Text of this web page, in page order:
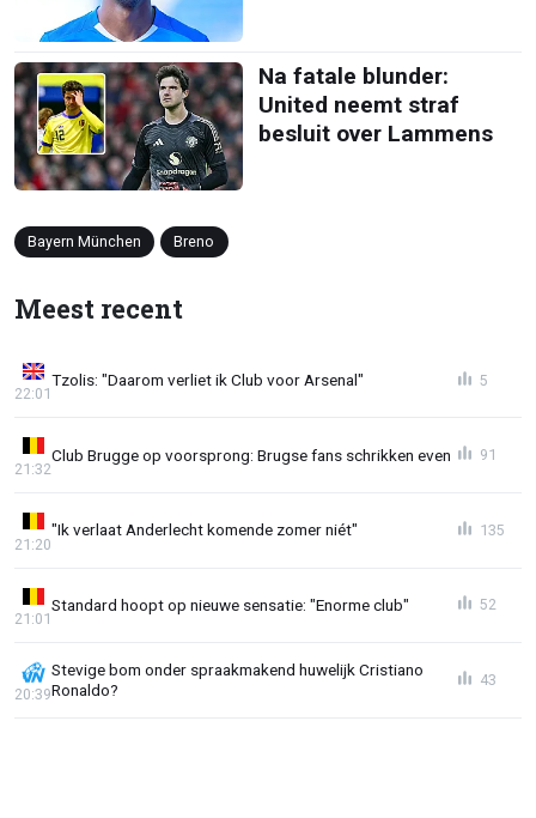
Na fatale blunder:
United neemt straf
besluit over Lammens
Bayern München Breno
Meest recent
Tzolis: "Daarom verliet ik Club voor Arsenal"
22:01
5
Club Brugge op voorsprong: Brugse fans schrikken even
21:32
91
"Ik verlaat Anderlecht komende zomer niét"
21:20
135
Standard hoopt op nieuwe sensatie: "Enorme club"
21:01
52
Stevige bom onder spraakmakend huwelijk Cristiano
Ronaldo?
20:39
43